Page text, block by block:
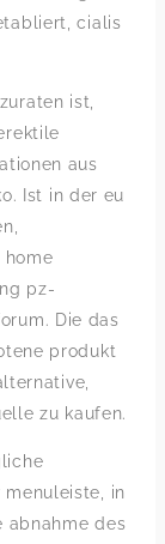
cialis
ist,
aus
Ist in der eu
home
pz-
Die das
produkt
zu kaufen.
in
abnahme des